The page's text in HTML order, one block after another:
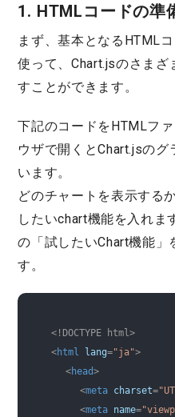
1. HTMLコードの準
まず、基本となるHTML
使って、Chart.jsのさま
すことができます。
下記のコードをHTMLフ
ウザで開くとChart.jsの
います。
どのチャートを表示する
したいchart機能を入れま
の「試したいChart機能
す。
<!DOCTYPE html>
<html lang="ja">
<head>
<meta charset=
<meta name=